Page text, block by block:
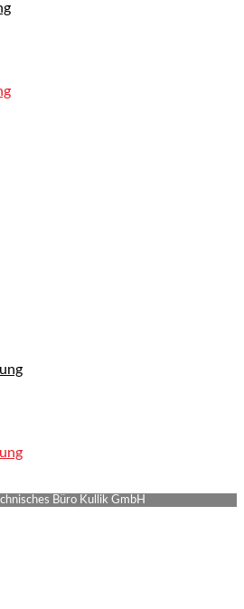
Büro Kullik GmbH